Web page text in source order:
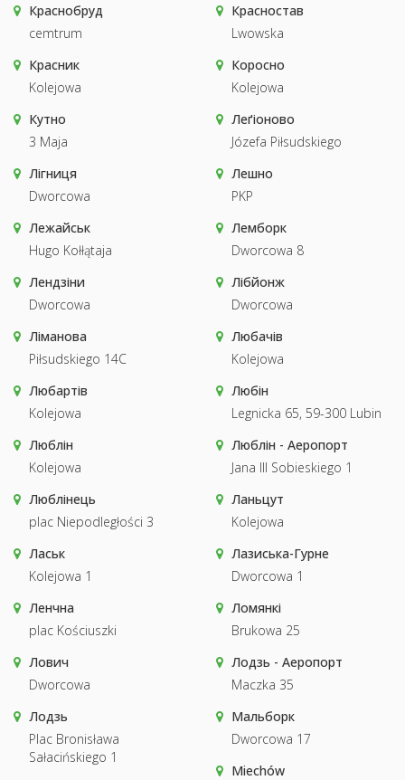
Краснобруд
cemtrum
Красностав
Lwowska
Красник
Kolejowa
Коросно
Kolejowa
Кутно
3 Maja
Леґіоново
Józefa Piłsudskiego
Лігниця
Dworcowa
Лешно
PKP
Лежайськ
Hugo Kołłątaja
Лемборк
Dworcowa 8
Лендзіни
Dworcowa
Лібйонж
Dworcowa
Ліманова
Piłsudskiego 14C
Любачів
Kolejowa
Любартів
Kolejowa
Любін
Legnicka 65, 59-300 Lubin
Люблін
Kolejowa
Люблін - Аеропорт
Jana III Sobieskiego 1
Люблінець
plac Niepodległości 3
Ланьцут
Kolejowa
Ласьк
Kolejowa 1
Лазиська-Гурне
Dworcowa 1
Ленчна
plac Kościuszki
Ломянкі
Brukowa 25
Лович
Dworcowa
Лодзь - Аеропорт
Maczka 35
Лодзь
Plac Bronisława
Sałacińskiego 1
Мальборк
Dworcowa 17
Miechów